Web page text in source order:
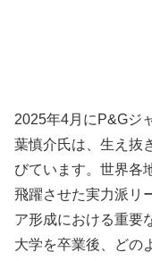
2025年4月にP&Gジ
葉慎介氏は、生え抜
びています。世界各
飛躍させた実力派リ
ア形成における重要
大学を卒業後、どの